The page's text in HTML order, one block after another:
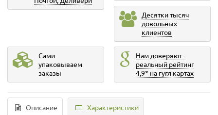
Десятки тысяч
довольных
клиентов
Сами
упаковываем
заказы
Нам доверяют -
реальный рейтинг
4,9* на гугл картах
Описание Характеристики